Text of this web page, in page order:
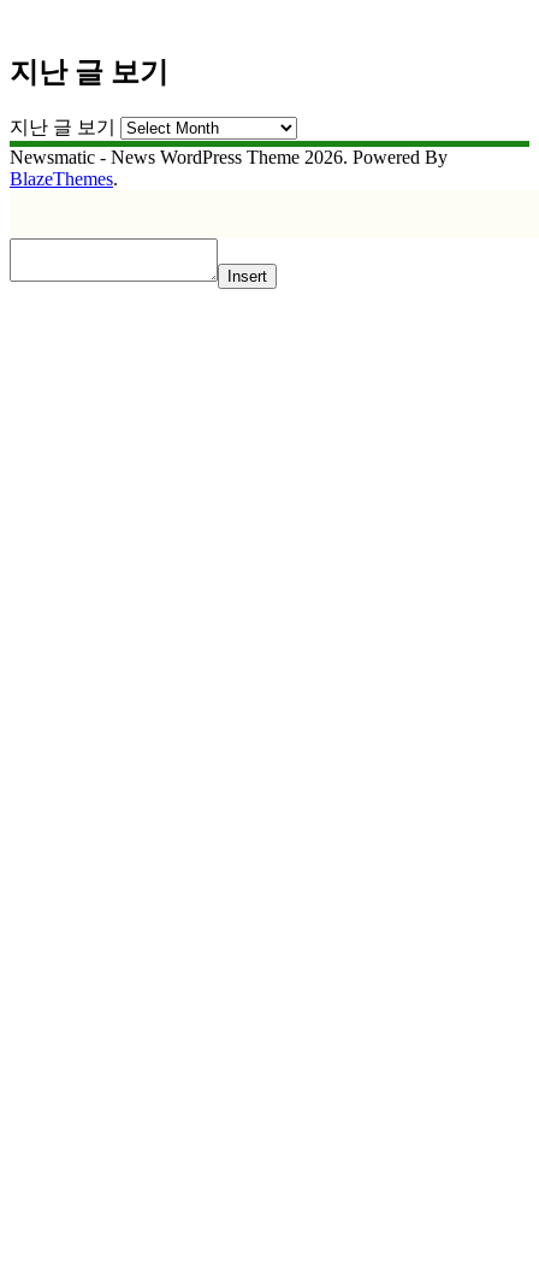
지난 글 보기
지난 글 보기
Newsmatic - News WordPress Theme 2026. Powered By
BlazeThemes.
Insert